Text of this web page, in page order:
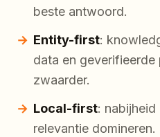
beste antwoord.
Entity-first:
data en
zwaarder.
Local-first:
relevantie domineren.